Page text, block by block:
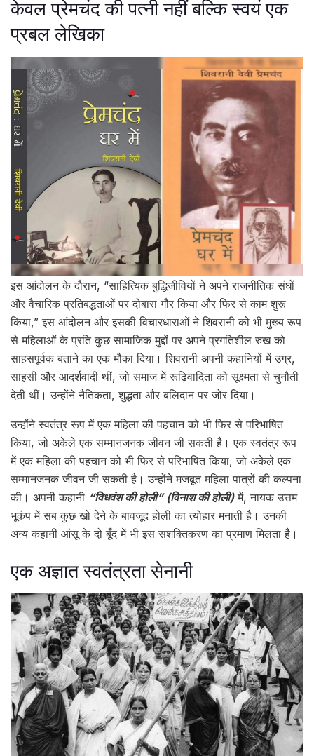
केवल प्रेमचंद की पत्नी नहीं बल्कि स्वयं एक
प्रबल लेखिका
इस आंदोलन के दौरान, “साहित्यिक बुद्धिजीवियों ने अपने राजनीतिक संघों
और वैचारिक प्रतिबद्धताओं पर दोबारा गौर किया और फिर से काम शुरू
किया,” इस आंदोलन और इसकी विचारधाराओं ने शिवरानी को भी मुख्य रूप
से महिलाओं के प्रति कुछ सामाजिक मुद्दों पर अपने प्रगतिशील रुख को
साहसपूर्वक बताने का एक मौका दिया। शिवरानी अपनी कहानियों में उग्र,
साहसी और आदर्शवादी थीं, जो समाज में रूढ़िवादिता को सूक्ष्मता से चुनौती
देती थीं। उन्होंने नैतिकता, शुद्धता और बलिदान पर जोर दिया।
उन्होंने स्वतंत्र रूप में एक महिला की पहचान को भी फिर से परिभाषित
किया, जो अकेले एक सम्मानजनक जीवन जी सकती है। एक स्वतंत्र रूप
में एक महिला की पहचान को भी फिर से परिभाषित किया, जो अकेले एक
सम्मानजनक जीवन जी सकती है। उन्होंने मजबूत महिला पात्रों की कल्पना
की। अपनी कहानी “विधवंश की होली” (विनाश की होली)में, नायक उत्तम
भूकंप में सब कुछ खो देने के बावजूद होली का त्योहार मनाती है। उनकी
अन्य कहानी आंसू के दो बूँद में भी इस सशक्तिकरण का प्रमाण मिलता है।
एक अज्ञात स्वतंत्रता सेनानी